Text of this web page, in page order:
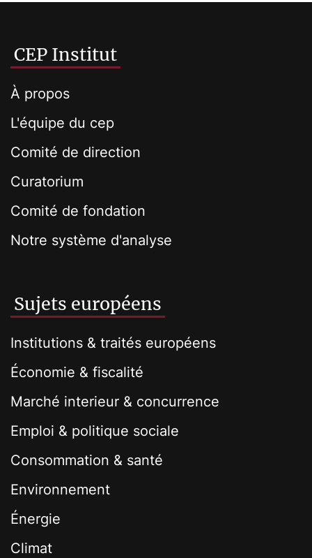
CEP Institut
À propos
L'équipe du cep
Comité de direction
Curatorium
Comité de fondation
Notre système d'analyse
Sujets européens
Institutions & traités européens
Économie & fiscalité
Marché interieur & concurrence
Emploi & politique sociale
Consommation & santé
Environnement
Énergie
Climat